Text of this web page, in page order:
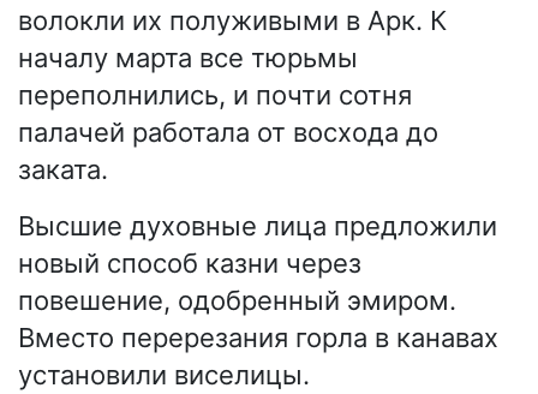
волокли их полуживыми в Арк. К
началу марта все тюрьмы
переполнились, и почти сотня
палачей работала от восхода до
заката.
Высшие духовные лица предложили
новый способ казни через
повешение, одобренный эмиром.
Вместо перерезания горла в канавах
установили виселицы.